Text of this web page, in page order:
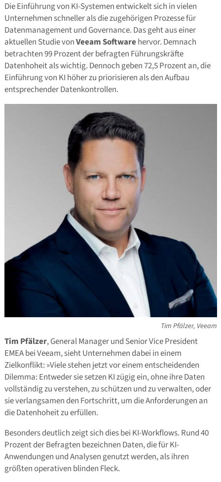
Die Einführung von KI-Systemen entwickelt sich in vielen
Unternehmen schneller als die zugehörigen Prozesse für
Datenmanagement und Governance. Das geht aus einer
aktuellen Studie vonVeeam Softwarehervor. Demnach
betrachten 99 Prozent der befragten Führungskräfte
Datenhoheit als wichtig. Dennoch geben 72,5 Prozent an, die
Einführung von KI höher zu priorisieren als den Aufbau
entsprechender Datenkontrollen.
Tim Pfälzer, Veeam
Tim Pfälzer, General Manager und Senior Vice President
EMEA bei Veeam, sieht Unternehmen dabei in einem
Zielkonflikt: »Viele stehen jetzt vor einem entscheidenden
Dilemma: Entweder sie setzen KI zügig ein, ohne ihre Daten
vollständig zu verstehen, zu schützen und zu verwalten, oder
sie verlangsamen den Fortschritt, um die Anforderungen an
die Datenhoheit zu erfüllen.
Besonders deutlich zeigt sich dies bei KI-Workflows. Rund 40
Prozent der Befragten bezeichnen Daten, die für KI-
Anwendungen und Analysen genutzt werden, als ihren
größten operativen blinden Fleck.